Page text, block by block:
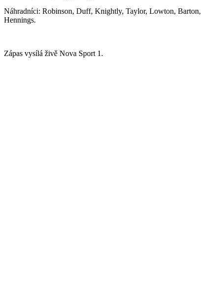
Náhradníci: Robinson, Duff, Knightly, Taylor, Lowton, Barton,
Hennings.
Zápas vysílá živě Nova Sport 1.